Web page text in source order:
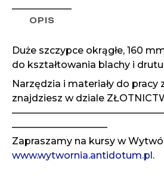
OPIS
Duże szczypce okrągłe, 160
do kształtowania blachy i
Narzędzia i materiały do pracy
znajdziesz w dziale
——————————
Zapraszamy na kursy w
www.wytwornia.antidotum.pl .